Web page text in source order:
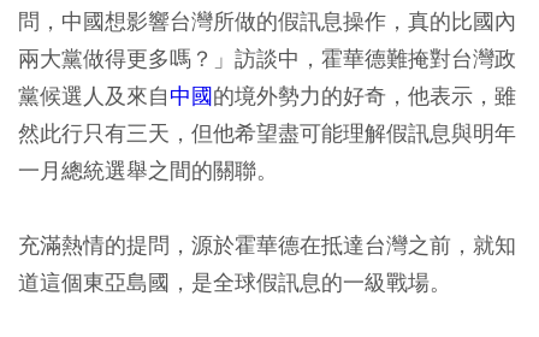
問，中國想影響台灣所做的假訊息操作，真的比國內
兩大黨做得更多嗎？」訪談中，霍華德難掩對台灣政
黨候選人及來自中國的境外勢力的好奇，他表示，雖
然此行只有三天，但他希望盡可能理解假訊息與明年
一月總統選舉之間的關聯。
充滿熱情的提問，源於霍華德在抵達台灣之前，就知
道這個東亞島國，是全球假訊息的一級戰場。